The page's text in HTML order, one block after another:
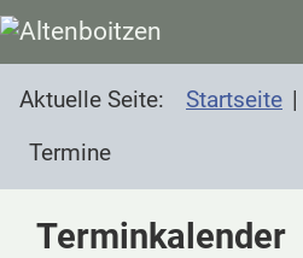
SKIP TO MAIN CONTENT
Aktuelle Seite: Startseite
Termine
Terminkalender